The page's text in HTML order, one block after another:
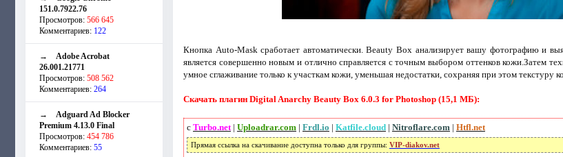
151.0.7922.76
Просмотров: 566 645
Комментариев: 122
→ Adobe Acrobat
26.001.21771
Просмотров: 508 562
Комментариев: 264
→ Adguard Ad Blocker
Premium 4.13.0 Final
Просмотров: 454 786
Комментариев: 55
Кнопка Auto-Mask сработает автоматически. Beauty Box анализирует вашу фотографию и
является совершенно новым и отлично справляется с точным выбором оттенков кожи.Затем
умное сглаживание только к участкам кожи, уменьшая недостатки, сохраняя при этом текстуру
Скачать плагин Digital Anarchy Beauty Box 6.0.3 for Photoshop (15,1 МБ):
с Turbo.net| Uploadrar.com | Frdl.io | Katfile.cloud| Nitroflare.com | Htfl.net
Прямая ссылка на скачивание доступна только для группы: VIP-diakov.net